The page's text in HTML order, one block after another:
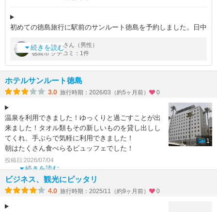
初めての徳島旅行に駅前のサンルート徳島を予約しました。日中
サンルートは昔、奈良で宿泊したことがありますが随分久しぶり
です。
部屋は1
続きを読む
byfar_long さん（男性）
徳島市 クチコミ：1件
ホテルサンルート徳島
3.0 旅行時期：2026/03（約5ヶ月前） 0
温泉を利用できました！ゆっくりと過ごすことが出
来ました！タオル類もその新しいものを貸し出しし
てくれ、手ぶらで気軽に利用できました！
朝はたくさん食べらるビュッフェでした！
また徳島に来た時は使いた
続きを読む
投稿日:2026/07/04
1
ビジネス、観光にピッタリ
4.0 旅行時期：2025/11（約9ヶ月前） 0